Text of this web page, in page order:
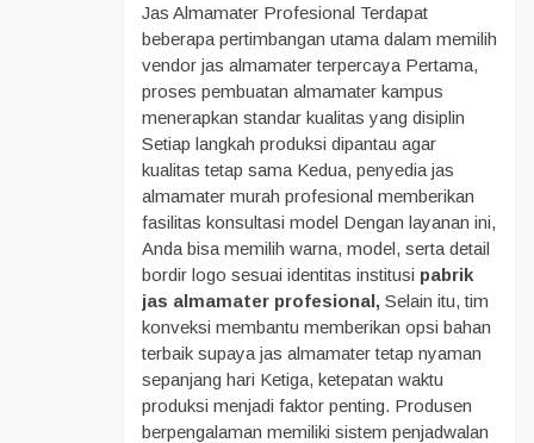
Jas Almamater Profesional Terdapat
beberapa pertimbangan utama dalam memilih
vendor jas almamater terpercaya Pertama,
proses pembuatan almamater kampus
menerapkan standar kualitas yang disiplin
Setiap langkah produksi dipantau agar
kualitas tetap sama Kedua, penyedia jas
almamater murah profesional memberikan
fasilitas konsultasi model Dengan layanan ini,
Anda bisa memilih warna, model, serta detail
bordir logo sesuai identitas institusi pabrik
jas almamater profesional,Selain itu, tim
konveksi membantu memberikan opsi bahan
terbaik supaya jas almamater tetap nyaman
sepanjang hari Ketiga, ketepatan waktu
produksi menjadi faktor penting. Produsen
berpengalaman memiliki sistem penjadwalan